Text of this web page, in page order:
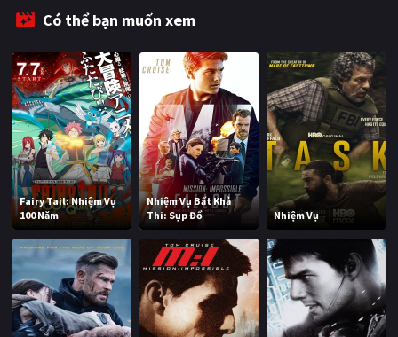
BLOGCó thể bạn muốn xem
Fairy Tail: Nhiệm Vụ
100 Năm
Nhiệm Vụ Bất Khả
Thi: Sụp Đổ
Nhiệm Vụ